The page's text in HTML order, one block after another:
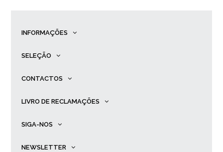
INFORMAÇÕES
SELEÇÃO
CONTACTOS
LIVRO DE RECLAMAÇÕES
SIGA-NOS
NEWSLETTER